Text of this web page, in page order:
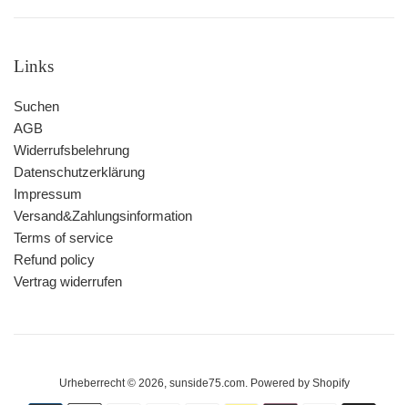
Links
Suchen
AGB
Widerrufsbelehrung
Datenschutzerklärung
Impressum
Versand&Zahlungsinformation
Terms of service
Refund policy
Vertrag widerrufen
Urheberrecht © 2026, sunside75.com. Powered by Shopify